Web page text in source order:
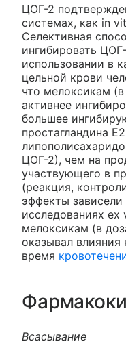
ЦОГ-2
системах, как in
Селективная
ингибировать
использовании в
цельной крови
что мелоксикам
активнее
большее
простагландина
ЦОГ-2), чем на
участвующего в
(реакция,
эффекты
исследованиях ex
мелоксикам (в
оказывал
время
Всасывание